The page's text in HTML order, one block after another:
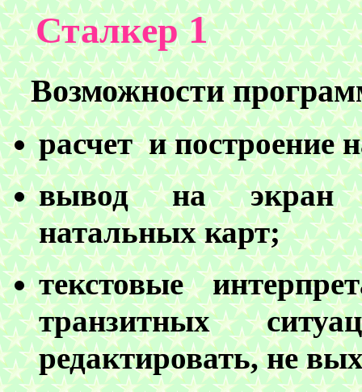
Сталкер1
Возможности
расчет и построение
вывод на экран
натальных карт;
текстовые
транзитных
редактировать, не